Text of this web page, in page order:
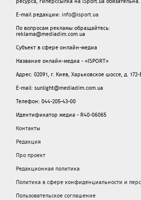
E-mail редакции: info@isport.ua
По вопросам рекламы обращайтесь:
reklama@mediadim.com.ua
Субъект в сфере онлайн-медиа
Название онлайн-медиа - «ISPORT»
Адрес: 02091, г. Киев, Харьковское шоссе, д.
E-mail: sunlight@mediadim.com.ua
Телефон: 044-205-43-00
Идентификатор медиа - R40-06065
Контакты
Редакция
Про проект
Редакционная политика
Политика в сфере конфиденциальности и
Пользовательское соглашение